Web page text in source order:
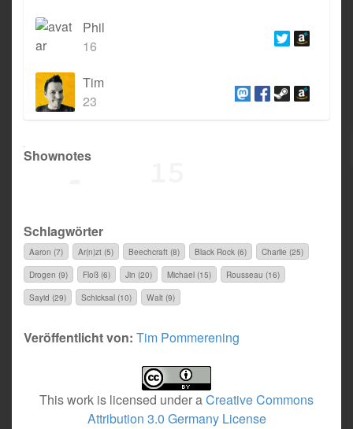
Phil
16
Tim
23
Shownotes
Schlagwörter
Aaron (7) Ar(n)zt (5) Beechcraft (8) Black Rock (6)
Charlie (25)
Drogen (9)
Floß (6) Jin (20) Michael (15)
Rousseau (16)
Sayid (29)
Schicksal (10) Walt (9)
Veröffentlicht von: Tim Pommerening
This work is licensed under aCreative Commons
Attribution 3.0 Germany License